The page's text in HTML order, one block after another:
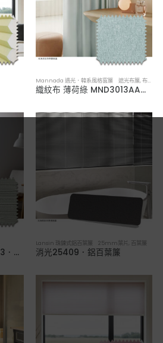
Mannada 遇光．韓系風格窗簾 遮光布簾,布簾／紗簾／窗簾布
織紋布 薄荷綠 MND3013AA．韓系軟裝遮光布簾
蔚藍寧靜海 BR170700013．全遮光捲簾
Lansin 珠鍊式鋁百葉簾 25mm葉片 百葉簾
消光25409．鋁百葉簾